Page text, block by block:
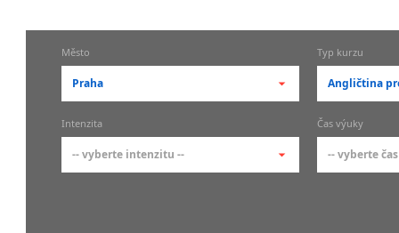
Město
Praha
-- vyberte město --
pražské městské části
Typ kurzu
Angličtina
-- vyberte
Intenzita
-- vyberte intenzitu --
Čas výuky
-- vyberte